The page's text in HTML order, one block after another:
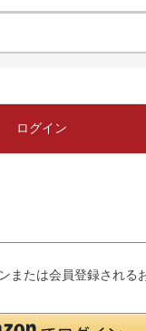
ログイン
または会員登録される